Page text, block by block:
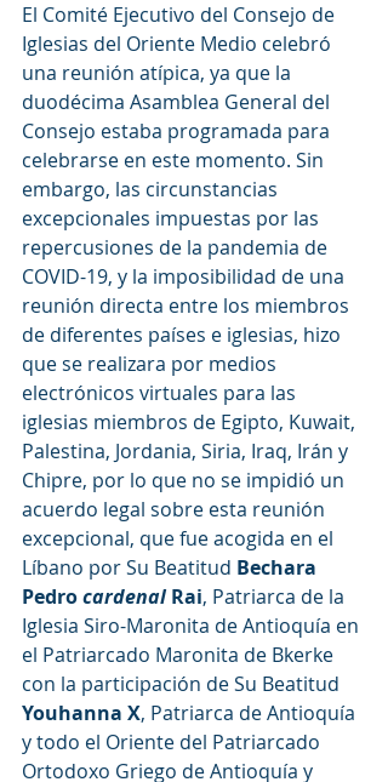
El Comité Ejecutivo del Consejo de
Iglesias del Oriente Medio celebró
una reunión atípica, ya que la
duodécima Asamblea General del
Consejo estaba programada para
celebrarse en este momento. Sin
embargo, las circunstancias
excepcionales impuestas por las
repercusiones de la pandemia de
COVID-19, y la imposibilidad de una
reunión directa entre los miembros
de diferentes países e iglesias, hizo
que se realizara por medios
electrónicos virtuales para las
iglesias miembros de Egipto, Kuwait,
Palestina, Jordania, Siria, Iraq, Irán y
Chipre, por lo que no se impidió un
acuerdo legal sobre esta reunión
excepcional, que fue acogida en el
Líbano por Su Beatitud Bechara
Pedro cardenal Rai, Patriarca de la
Iglesia Siro-Maronita de Antioquía en
el Patriarcado Maronita de Bkerke
con la participación de Su Beatitud
Youhanna X, Patriarca de Antioquía
y todo el Oriente del Patriarcado
Ortodoxo Griego de Antioquía y